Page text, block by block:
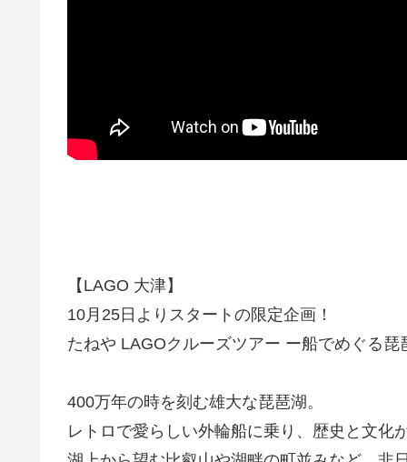
【LAGO 大津】
10月25日よりスタートの限定企画！
たねや LAGOクルーズツアー ー船でめぐる琵
400万年の時を刻む雄大な琵琶湖。
レトロで愛らしい外輪船に乗り、歴史と文化